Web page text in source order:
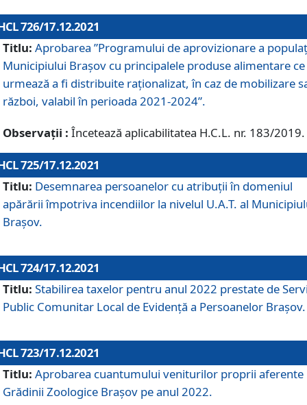
726/17.12.2021
Titlu: Aprobarea ”Programului de aprovizionare a
Municipiului Braşov cu principalele produse alimentare ce
urmează a fi distribuite raționalizat, în caz de mobilizare
război, valabil în perioada 2021-2024”.
Observații : Încetează aplicabilitatea H.C.L. nr. 183/2019.
725/17.12.2021
Titlu: Desemnarea persoanelor cu atribuții în domeniul
apărării împotriva incendiilor la nivelul U.A.T. al
Brașov.
724/17.12.2021
Titlu: Stabilirea taxelor pentru anul 2022 prestate de
Public Comunitar Local de Evidență a Persoanelor Braşov.
723/17.12.2021
Titlu: Aprobarea cuantumului veniturilor proprii aferente
Grădinii Zoologice Braşov pe anul 2022.